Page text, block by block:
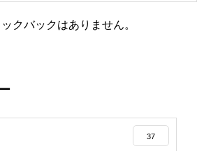
クバックはありません。
37